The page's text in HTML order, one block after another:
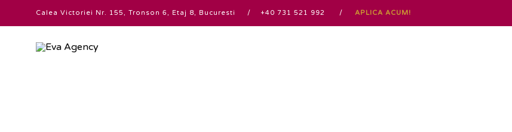
Calea Victoriei Nr. 155, Tronson 6, Etaj 8, Bucuresti / +40 731 521 992 / APLICA ACUM!